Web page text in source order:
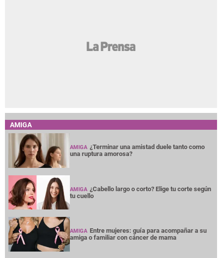
AMIGA
AMIGA ¿Terminar una amistad duele tanto como
una ruptura amorosa?
AMIGA ¿Cabello largo o corto? Elige tu corte según
tu cuello
AMIGA Entre mujeres: guía para acompañar a su
amiga o familiar con cáncer de mama